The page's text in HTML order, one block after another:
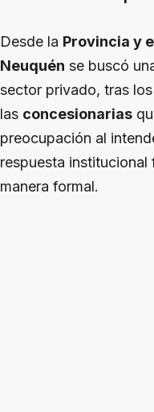
Desde la Provincia y
Neuquén se buscó
sector privado, tras
las concesionarias
preocupación al
respuesta
manera formal.